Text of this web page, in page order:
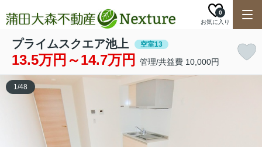
お気に入り
0
プライムスクエア池上 空室13
13.5万円～14.7万円 管理/共益費 10,000円
1/48